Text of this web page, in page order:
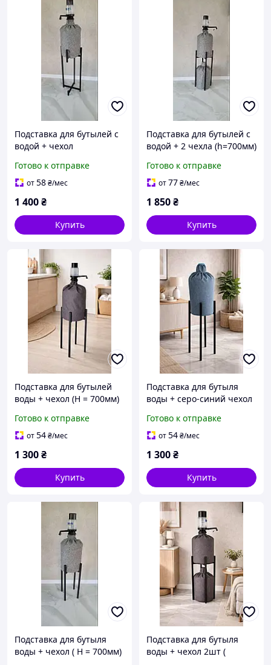
Подставка для бутылей с
водой + чехол
Готово к отправке
от58₴/мес
1 400₴
Купить
Подставка для бутылей с
водой + 2 чехла (h=700мм)
Готово к отправке
от77₴/мес
1 850₴
Купить
Подставка для бутылей
воды + чехол (Н = 700мм)
Готово к отправке
от54₴/мес
1 300₴
Купить
Подставка для бутыля
воды + серо-синий чехол
Готово к отправке
от54₴/мес
1 300₴
Купить
Подставка для бутыля
воды + чехол ( Н = 700мм)
Подставка для бутыля
воды + чехол 2шт (